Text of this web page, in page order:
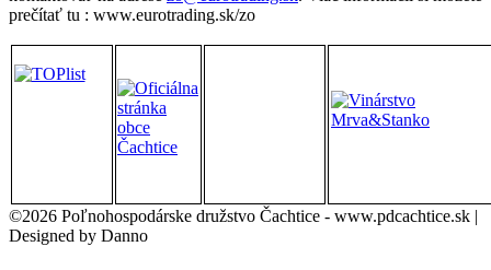
prečítať tu : www.eurotrading.sk/zo
©2026 Poľnohospodárske družstvo Čachtice - www.pdcachtice.sk |
Designed by Danno